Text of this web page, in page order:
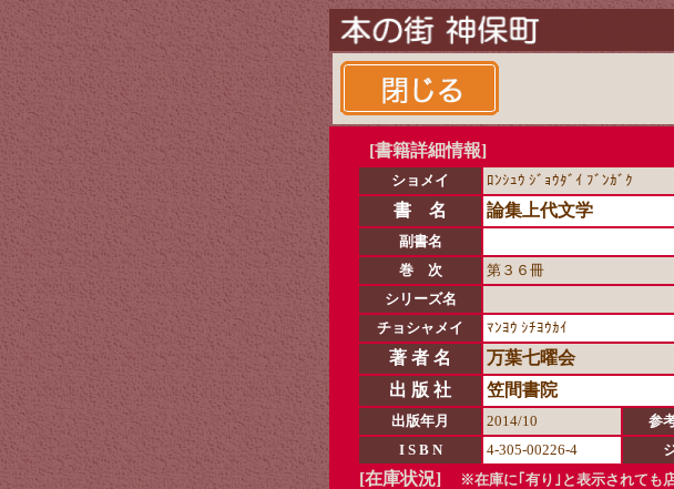
[書籍詳細情報]
ショメイ ﾛﾝｼｭｳ ｼﾞｮｳﾀﾞｲ ﾌﾞﾝｶﾞｸ
書 名 論集上代文学
副書名
巻 次
第３６冊
シリーズ名
チョシャメイ
ﾏﾝﾖｳ ｼﾁﾖｳｶｲ
著 者 名
万葉七曜会
出 版 社
笠間書院
出版年月
2014/10 参
I S B N
4-305-00226-4
[在庫状況]
※在庫に｢有り｣と表示されても